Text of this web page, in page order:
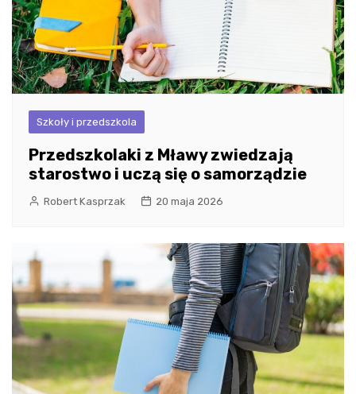
Szkoły i przedszkola
Przedszkolaki z Mławy zwiedzają
starostwo i uczą się o samorządzie
Robert Kasprzak 20 maja 2026